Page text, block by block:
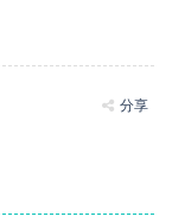
分享